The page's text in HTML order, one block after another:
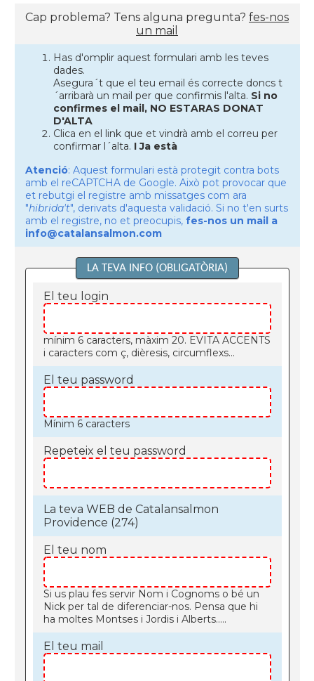
Cap problema? Tens alguna pregunta? fes-nos
un mail
Has d'omplir aquest formulari amb les teves
dades.
Asegura´t que el teu email és correcte doncs t
´arribarà un mail per que confirmis l'alta. Si no
confirmes el mail, NO ESTARAS DONAT
D'ALTA
Clica en el link que et vindrà amb el correu per
confirmar l´alta. I Ja està
Atenció: Aquest formulari està protegit contra bots
amb el reCAPTCHA de Google. Això pot provocar que
et rebutgi el registre amb missatges com ara
"hibrida't", derivats d'aquesta validació. Si no t'en surts
amb el registre, no et preocupis, fes-nos un mail a
info@catalansalmon.com
LA TEVA INFO (OBLIGATÒRIA)
El teu login
mínim 6 caracters, màxim 20. EVITA ACCENTS
i caracters com ç, dièresis, circumflexs...
El teu password
Mínim 6 caracters
Repeteix el teu password
La teva WEB de Catalansalmon
Providence (274)
El teu nom
Si us plau fes servir Nom i Cognoms o bé un
Nick per tal de diferenciar-nos. Pensa que hi
ha moltes Montses i Jordis i Alberts.....
El teu mail